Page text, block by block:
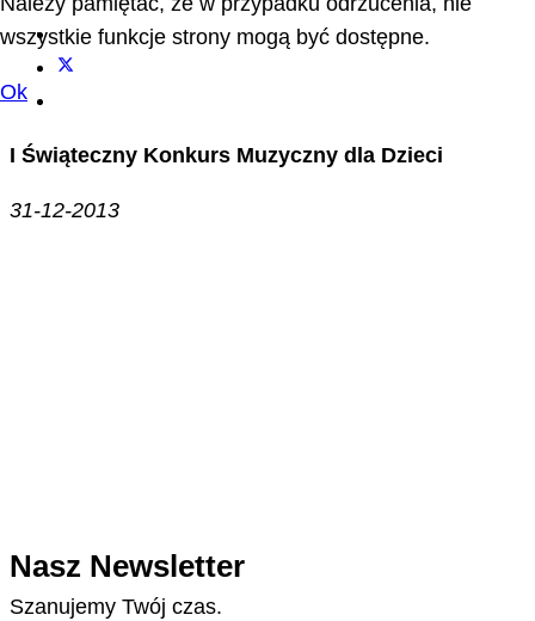
I Świąteczny Konkurs Muzyczny dla Dzieci
31-12-2013
Nasz Newsletter
Szanujemy Twój czas.
wszystkie funkcje strony mogą być dostępne.
Ok